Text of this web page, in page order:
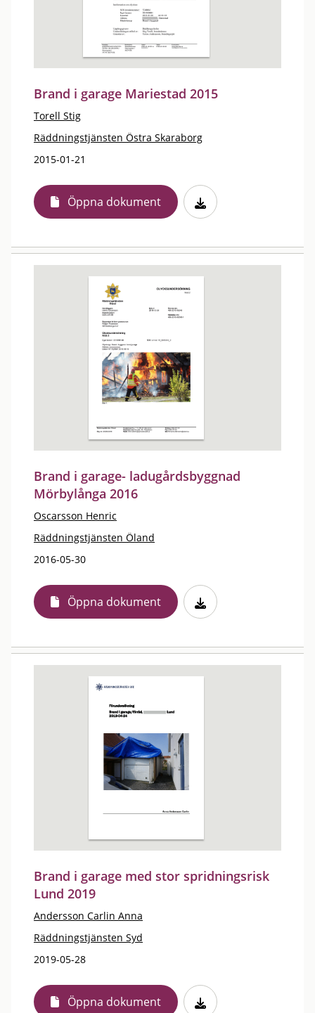
Brand i garage Mariestad 2015
Torell Stig
Räddningstjänsten Östra Skaraborg
2015-01-21
Öppna dokument
Brand i garage- ladugårdsbyggnad
Mörbylånga 2016
Oscarsson Henric
Räddningstjänsten Öland
2016-05-30
Öppna dokument
Brand i garage med stor spridningsrisk
Lund 2019
Andersson Carlin Anna
Räddningstjänsten Syd
2019-05-28
Öppna dokument